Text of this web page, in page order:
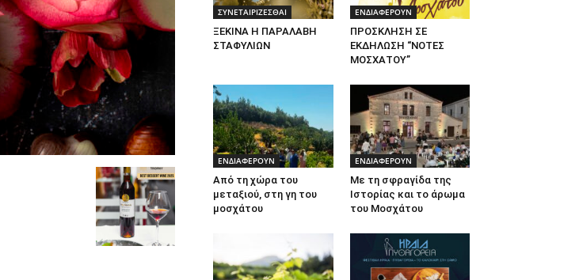
ΣΥΝΕΤΑΙΡΙΖΕΣΘΑΙ
ΞΕΚΙΝΑ Η ΠΑΡΑΛΑΒΗ
ΣΤΑΦΥΛΙΩΝ
ΕΝΔΙΑΦΕΡΟΥΝ
ΠΡΟΣΚΛΗΣΗ ΣΕ
ΕΚΔΗΛΩΣΗ “ΝΟΤΕΣ
ΜΟΣΧΑΤΟΥ”
ΕΝΔΙΑΦΕΡΟΥΝ
Από τη χώρα του
μεταξιού, στη γη του
μοσχάτου
ΕΝΔΙΑΦΕΡΟΥΝ
Με τη σφραγίδα της
Ιστορίας και το άρωμα
του Μοσχάτου